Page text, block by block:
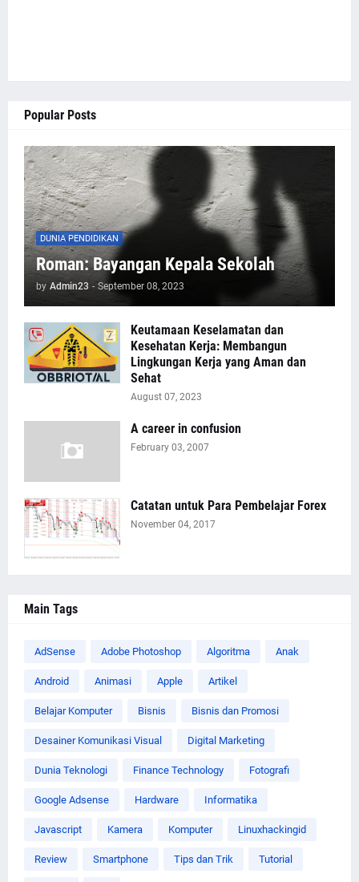
Popular Posts
DUNIA PENDIDIKAN
Roman: Bayangan Kepala Sekolah
by Admin23 - September 08, 2023
Keutamaan Keselamatan dan
Kesehatan Kerja: Membangun
Lingkungan Kerja yang Aman dan
Sehat
August 07, 2023
A career in confusion
February 03, 2007
Catatan untuk Para Pembelajar Forex
November 04, 2017
Main Tags
AdSense Adobe Photoshop Algoritma Anak
Android Animasi Apple Artikel
Belajar Komputer Bisnis Bisnis dan Promosi
Desainer Komunikasi Visual Digital Marketing
Dunia Teknologi Finance Technology Fotografi
Google Adsense Hardware Informatika
Javascript Kamera Komputer Linuxhackingid
Review Smartphone Tips dan Trik Tutorial